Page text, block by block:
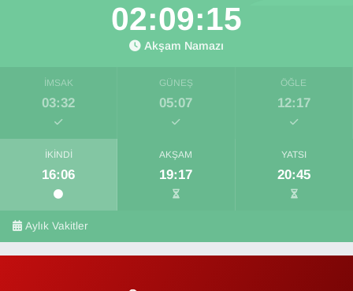
02:09:14
Akşam Namazı
İMSAK
03:32
GÜNEŞ
05:07
ÖĞLE
12:17
İKINDI
16:06
AKŞAM
19:17
YATSI
20:45
Aylık Vakitler